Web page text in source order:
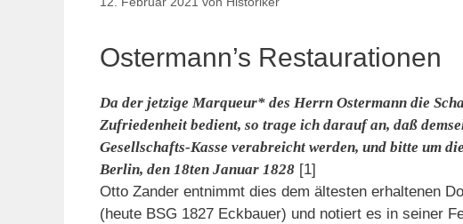
Ostermann’s Restaurationen
Da der jetzige Marqueur* des Herrn Ostermann die
Zufriedenheit bedient, so trage ich darauf an, daß
Gesellschafts-Kasse verabreicht werden, und bitte um
Berlin, den 18ten Januar 1828 [1]
Otto Zander entnimmt dies dem ältesten erhaltenen
(heute BSG 1827 Eckbauer) und notiert es in seiner